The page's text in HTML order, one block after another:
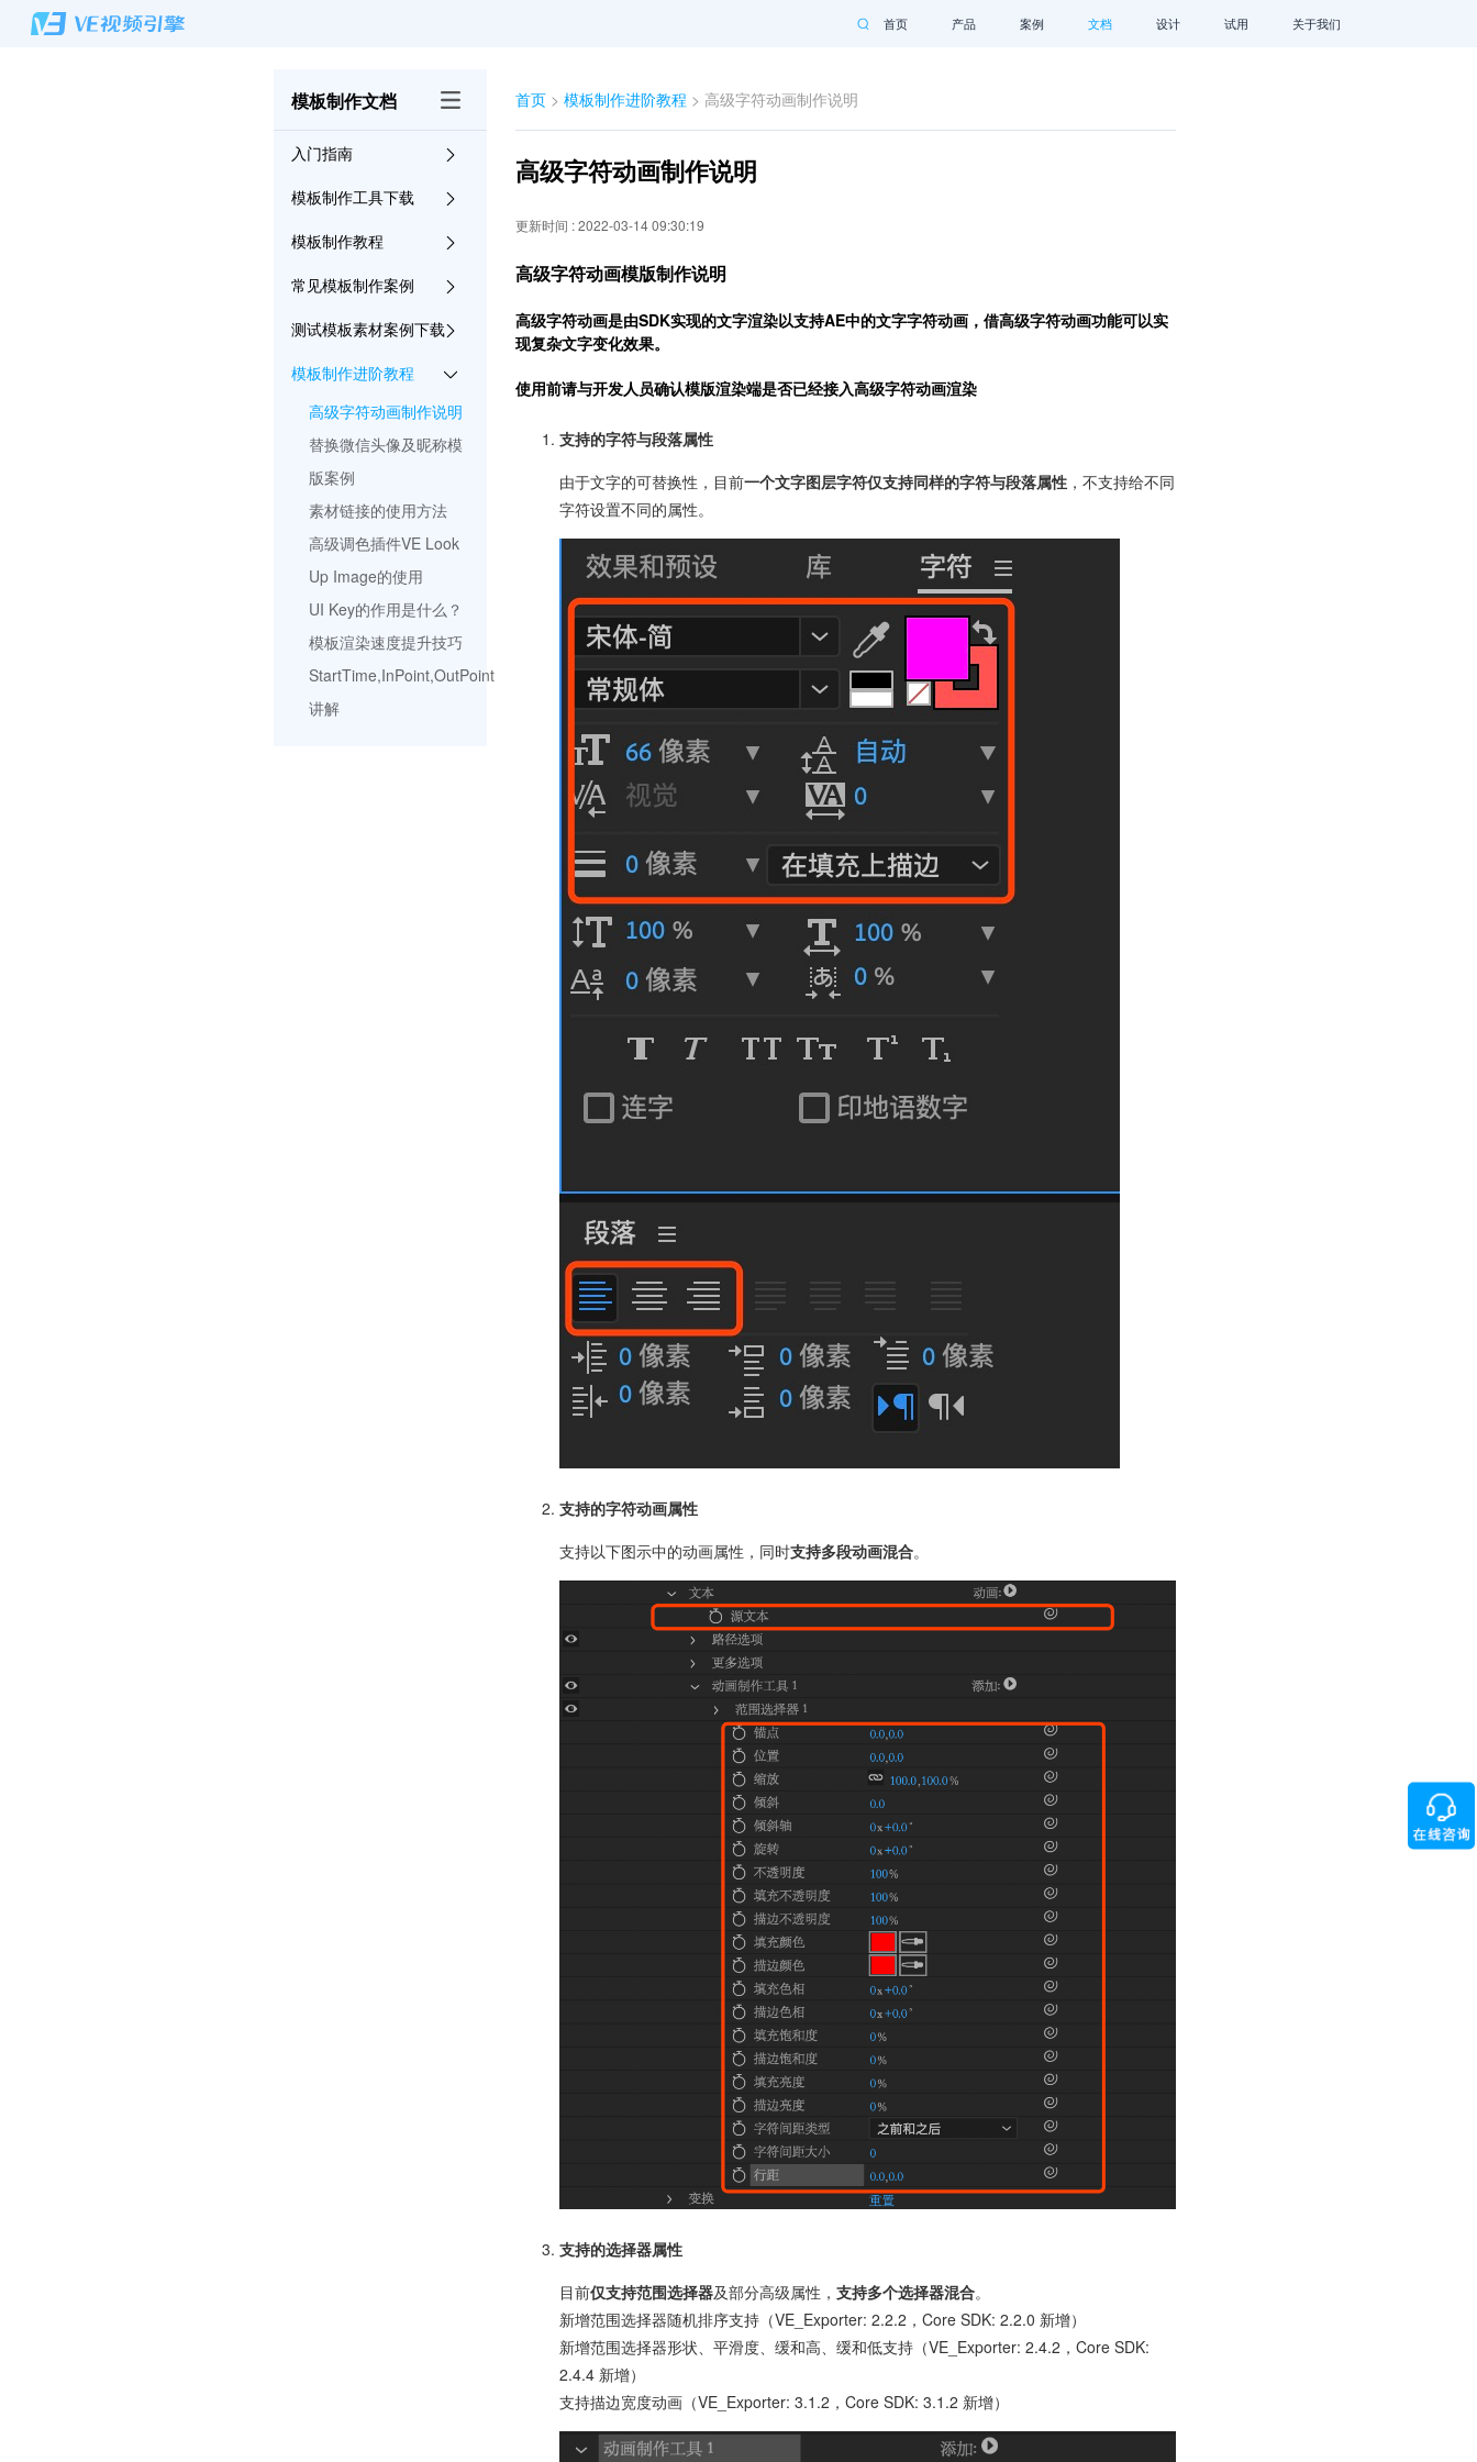
首页 产品 案例 文档 设计 试用 关于我们
模板制作文档
入门指南
模板制作工具下载
模板制作教程
常见模板制作案例
测试模板素材案例下载
模板制作进阶教程
高级字符动画制作说明
替换微信头像及昵称模
版案例
素材链接的使用方法
高级调色插件VE Look
Up Image的使用
UI Key的作用是什么？
模板渲染速度提升技巧
StartTime,InPoint,OutPoint
讲解
首页> 模板制作进阶教程 > 高级字符动画制作说明
高级字符动画制作说明
更新时间 : 2022-03-14 09:30:19
高级字符动画模版制作说明
高级字符动画是由SDK实现的文字渲染以支持AE中的文字字符动画，借高级字符动画功能可以实
现复杂文字变化效果。
使用前请与开发人员确认模版渲染端是否已经接入高级字符动画渲染
支持的字符与段落属性
由于文字的可替换性，目前一个文字图层字符仅支持同样的字符与段落属性，不支持给不同
字符设置不同的属性。
支持的字符动画属性
支持以下图示中的动画属性，同时支持多段动画混合。
支持的选择器属性
目前仅支持范围选择器及部分高级属性， 支持多个选择器混合。
新增范围选择器随机排序支持（VE_Exporter: 2.2.2，Core SDK: 2.2.0 新增）
新增范围选择器形状、平滑度、缓和高、缓和低支持（VE_Exporter: 2.4.2，Core SDK:
2.4.4 新增）
支持描边宽度动画（VE_Exporter: 3.1.2，Core SDK: 3.1.2 新增）